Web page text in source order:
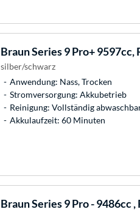
BraunSeries 9 Pro+ 9597cc,
silber/schwarz
Anwendung: Nass, Trocken
Stromversorgung: Akkubetrieb
Reinigung: Vollständig
Akkulaufzeit: 60 Minuten
BraunSeries 9 Pro - 9486cc ,